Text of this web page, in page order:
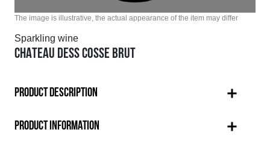
The image is illustrative, the actual appearance of the item may differ
Sparkling wine
CHATEAU DESS COSSE BRUT
PRODUCT DESCRIPTION
PRODUCT INFORMATION